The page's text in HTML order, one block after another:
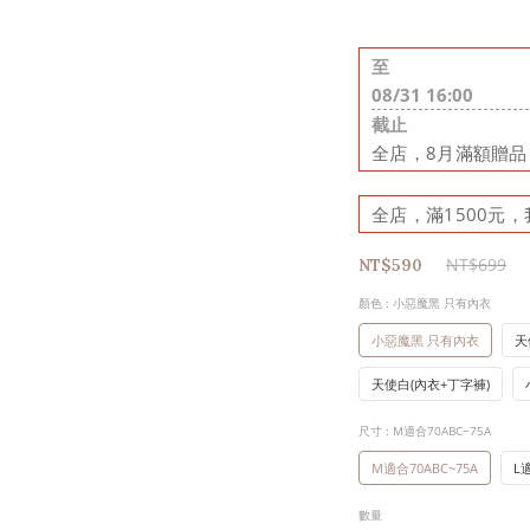
至
08/31 16:00
截止
全店，8月滿額贈
全店，滿1500元
NT$699
NT$590
顏色 : 小惡魔黑 只有內衣
小惡魔黑 只有內衣
天使白(內衣+丁字褲)
尺寸 : M適合70ABC~75A
M適合70ABC~75A L
數量